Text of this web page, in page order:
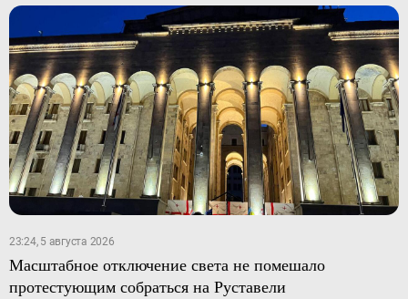
23:24, 5 августа 2026
Масштабное отключение света не помешало
протестующим собраться на Руставели